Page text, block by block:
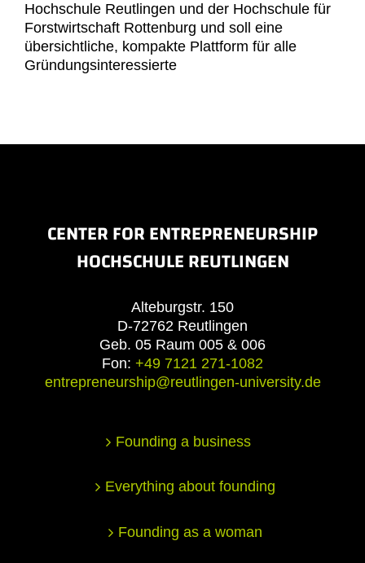
Hochschule Reutlingen und der Hochschule für
Forstwirtschaft Rottenburg und soll eine
übersichtliche, kompakte Plattform für alle
Gründungsinteressierte
CENTER FOR ENTREPRENEURSHIP
HOCHSCHULE REUTLINGEN
Alteburgstr. 150
D-72762 Reutlingen
Geb. 05 Raum 005 & 006
Fon: +49 7121 271-1082
entrepreneurship@reutlingen-university.de
Founding a business
Everything about founding
Founding as a woman